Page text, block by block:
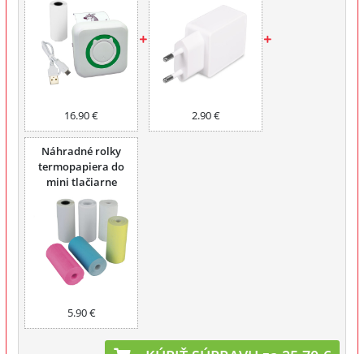
16.90 € 2.90 €
Náhradné rolky
termopapiera do
mini tlačiarne
FUNPRINT 6 ks
5.90 €